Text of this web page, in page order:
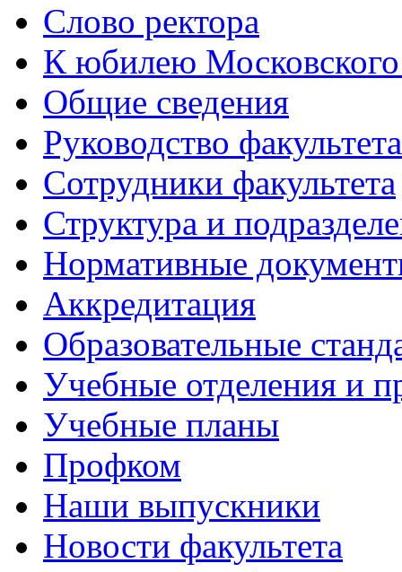
Слово ректора
К юбилею Московского
Общие сведения
Руководство факультета
Сотрудники факультета
Структура и
Нормативные
Аккредитация
Образовательные
Учебные отделения и
Учебные планы
Профком
Наши выпускники
Новости факультета